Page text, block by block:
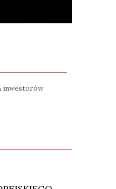
inwestorów